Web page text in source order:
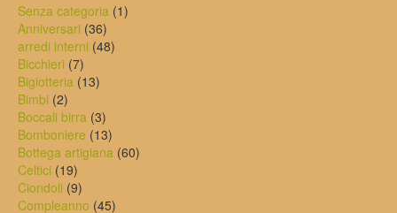
Senza categoria 11
Anniversari 3636
prodotti
arredi interni 4848
Bicchieri 77
prodotti
Bigiotteria 1313
Bimbi 22
prodotti
Boccali birra 33
prodotti
Bomboniere 1313
prodotti
Bottega artigiana 6060
Celtici 1919
prodotti
Ciondoli 99
prodotti
Compleanno 4545